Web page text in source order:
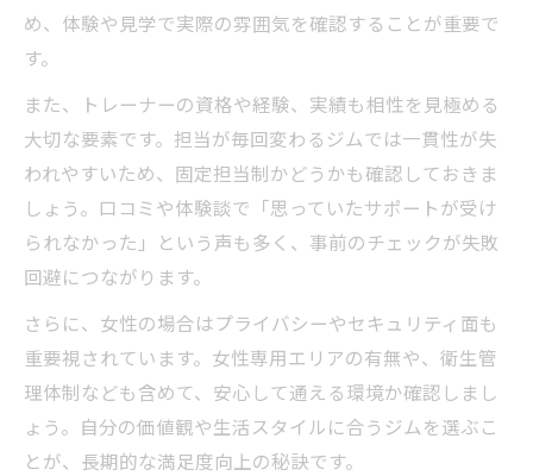
通いやすさがパーソナルジム選びの決め手
に
失敗しないジム選びのコツを紹介
パーソナルジム選択で失敗しない比較方法
契約前に確認すべきパーソナルジムの注意
点
パーソナルジム体験で重視したい質問例
強引な勧誘を避けるパーソナルジム選び
満足度を左右するパーソナルジムの情報収
集
め、体験や見学で実際の雰囲気を確認することが重要で
す。
また、トレーナーの資格や経験、実績も相性を見極める
大切な要素です。担当が毎回変わるジムでは一貫性が失
われやすいため、固定担当制かどうかも確認しておきま
しょう。口コミや体験談で「思っていたサポートが受け
られなかった」という声も多く、事前のチェックが失敗
回避につながります。
さらに、女性の場合はプライバシーやセキュリティ面も
重要視されています。女性専用エリアの有無や、衛生管
理体制なども含めて、安心して通える環境か確認しまし
ょう。自分の価値観や生活スタイルに合うジムを選ぶこ
とが、長期的な満足度向上の秘訣です。